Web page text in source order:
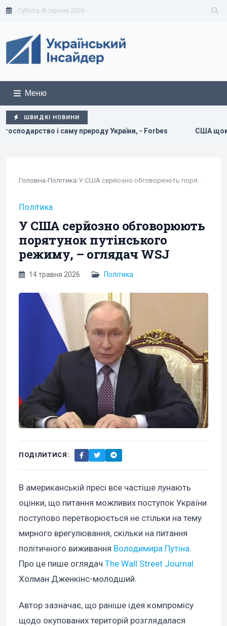
Субота, 8 серпня 2026
Меню
ШВИДКІ НОВИНИ
- Forbes США щомісяця постачатимуть Україні
Головна›Політика›
Політика
У США серйозно обговорюють
порятунок путінського
режиму, – оглядач WSJ
14 травня 2026 Політика
ПОДІЛИТИСЯ:
В американській пресі все частіше лунають
оцінки, що питання можливих поступок України
поступово перетворюється не стільки на тему
мирного врегулювання, скільки на питання
політичного виживання Володимира Путіна.
Про це пише оглядач The Wall Street Journal
Холман Дженкінс-молодший.
Автор зазначає, що раніше ідея компромісу
щодо окупованих територій розглядалася